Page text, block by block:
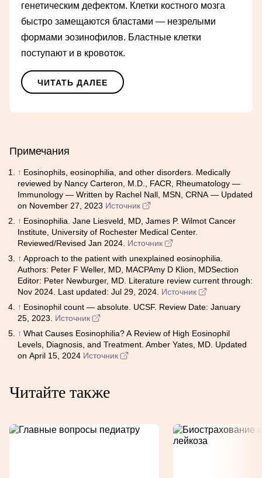
генетическим дефектом. Клетки костного мозга
быстро замещаются бластами — незрелыми
формами эозинофилов. Бластные клетки
поступают и в кровоток.
ЧИТАТЬ ДАЛЕЕ
Примечания
↑ Eosinophils, eosinophilia, and other disorders. Medically
reviewed by Nancy Carteron, M.D., FACR, Rheumatology —
Immunology — Written by Rachel Nall, MSN, CRNA — Updated
on November 27, 2023 Источник
↑ Eosinophilia. Jane Liesveld, MD, James P. Wilmot Cancer
Institute, University of Rochester Medical Center.
Reviewed/Revised Jan 2024. Источник
↑ Approach to the patient with unexplained eosinophilia.
Authors: Peter F Weller, MD, MACPAmy D Klion, MDSection
Editor: Peter Newburger, MD. Literature review current through:
Nov 2024. Last updated: Jul 29, 2024. Источник
↑ Eosinophil count — absolute. UCSF. Review Date: January
25, 2023. Источник
↑ What Causes Eosinophilia? A Review of High Eosinophil
Levels, Diagnosis, and Treatment. Amber Yates, MD. Updated
on April 15, 2024 Источник
Читайте также